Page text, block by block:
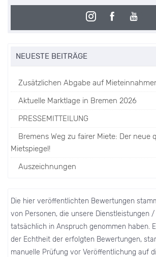
NEUESTE BEITRÄGE
Zusätzlichen Abgabe auf
Aktuelle Marktlage in Bremen 2026
PRESSEMITTEILUNG
Bremens Weg zu fairer Miete: Der neue
Mietspiegel!
Auszeichnungen
Die hier veröffentlichten Bewertungen
von Personen, die unsere Dienstleistungen
tatsächlich in Anspruch genommen haben.
der Echtheit der erfolgten Bewertungen,
manuelle Prüfung vor Veröffentlichung auf